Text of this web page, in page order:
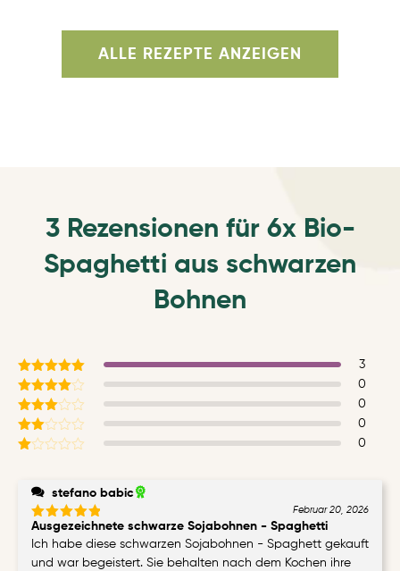
ALLE REZEPTE ANZEIGEN
3 Rezensionen für 6x Bio-
Spaghetti aus schwarzen
Bohnen
Bewertet
mit
von 5
3
Bewertet
mit
von 5
0
Bewertet
mit
3
von 5
0
Bewertet
5
0
von
0
stefano babic
Bewertet
mit5von
Februar 20, 2026
Ausgezeichnete schwarze Sojabohnen - Spaghetti
Ich habe diese schwarzen Sojabohnen - Spaghett gekauft
und war begeistert. Sie behalten nach dem Kochen ihre